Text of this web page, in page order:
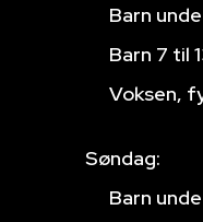
Barn
Barn 7 til
Voksen,
Søndag:
Barn